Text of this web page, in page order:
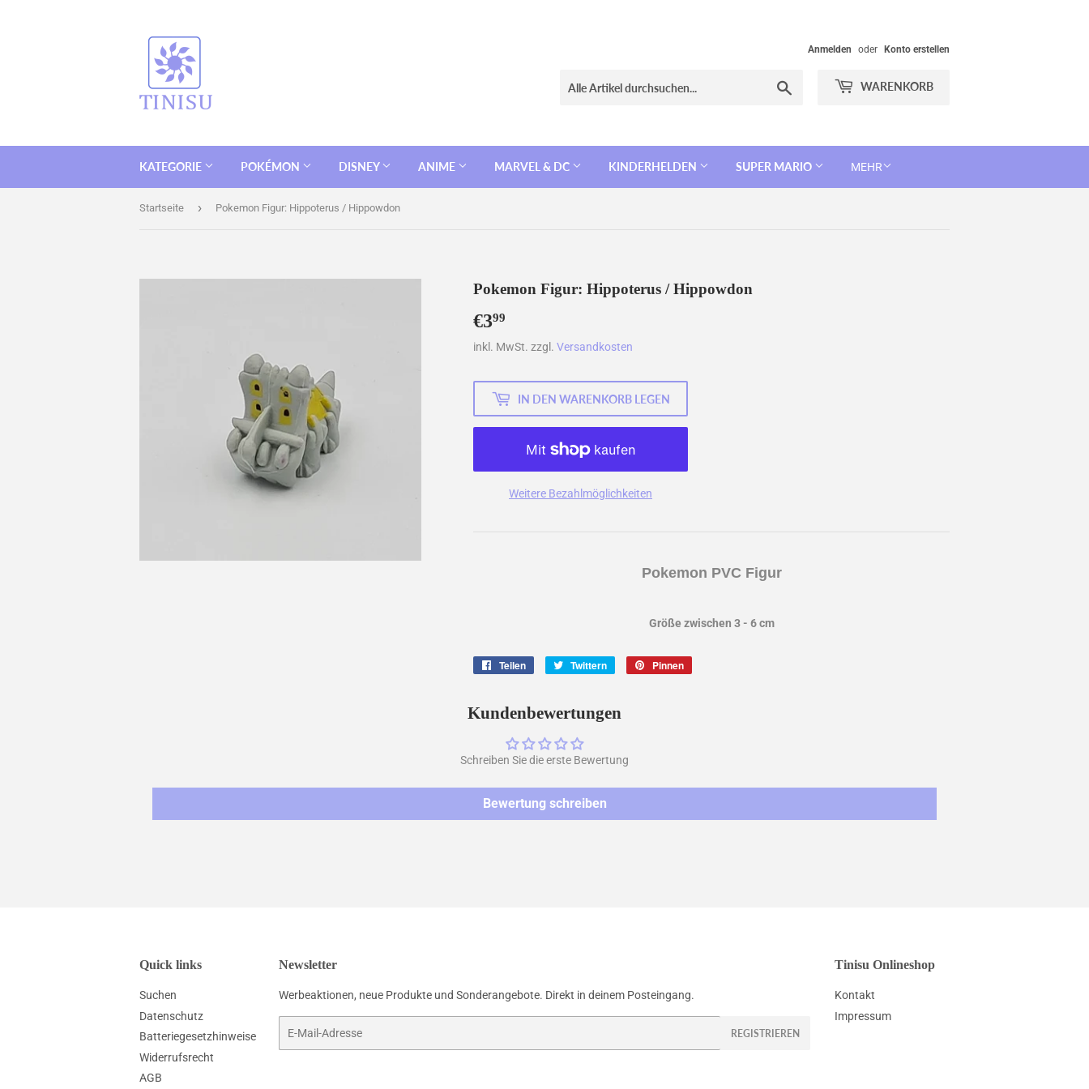
Anmelden oder Konto erstellen
WARENKORB
KATEGORIE POKÉMON DISNEY ANIME MARVEL & DC KINDERHELDEN SUPER MARIO MEHR
Startseite › Pokemon Figur: Hippoterus / Hippowdon
Pokemon Figur: Hippoterus / Hippowdon
€399
inkl. MwSt. zzgl. Versandkosten
IN DEN WARENKORB LEGEN
Weitere Bezahlmöglichkeiten
Pokemon PVC Figur
Größe zwischen 3 - 6 cm
Teilen Twittern Pinnen
Kundenbewertungen
Schreiben Sie die erste Bewertung
Bewertung schreiben
Quick links
Suchen
Datenschutz
Batteriegesetzhinweise
Widerrufsrecht
AGB
Newsletter
Werbeaktionen, neue Produkte und Sonderangebote. Direkt in deinem Posteingang.
REGISTRIEREN
Tinisu Onlineshop
Kontakt
Impressum